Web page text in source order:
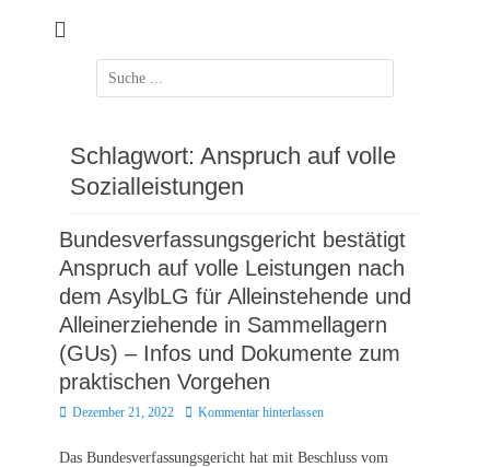
Suchen
nach:
Schlagwort: Anspruch auf volle
Sozialleistungen
Bundesverfassungsgericht bestätigt
Anspruch auf volle Leistungen nach
dem AsylbLG für Alleinstehende und
Alleinerziehende in Sammellagern
(GUs) – Infos und Dokumente zum
praktischen Vorgehen
Posted
Dezember 21, 2022 Kommentar hinterlassen
Das Bundesverfassungsgericht hat mit Beschluss vom